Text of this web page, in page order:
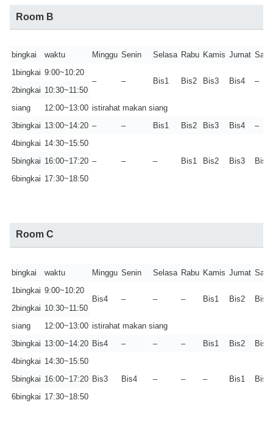
Room B
bingkai waktu Minggu Senin Selasa Rabu Kamis Jumat
1bingkai 9:00~10:20
–
– Bis1 Bis2 Bis3 Bis4
–
2bingkai 10:30~11:50
siang
12:00~13:00 istirahat makan siang
3bingkai 13:00~14:20 – – Bis1 Bis2 Bis3 Bis4
–
4bingkai 14:30~15:50
–
– – Bis1 Bis2 Bis3 Bis4
5bingkai 16:00~17:20
6bingkai 17:30~18:50
Room C
bingkai waktu Minggu Senin Selasa Rabu Kamis Jumat
1bingkai 9:00~10:20
Bis4
– – – Bis1 Bis2
Bis3
2bingkai 10:30~11:50
siang
12:00~13:00 istirahat makan siang
3bingkai 13:00~14:20 Bis4 – – – Bis1 Bis2
Bis3
4bingkai 14:30~15:50
Bis3
Bis4 – – – Bis1 Bis2
5bingkai 16:00~17:20
6bingkai 17:30~18:50